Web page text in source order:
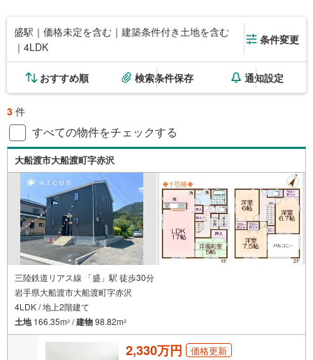
盛駅｜価格未定を含む｜建築条件付き土地を含む
｜4LDK
条件変更
おすすめ順 検索条件保存 通知設定
3 件
すべての物件をチェックする
大船渡市大船渡町字赤沢
三陸鉄道リアス線 「盛」駅 徒歩30分
岩手県大船渡市大船渡町字赤沢
4LDK / 地上2階建て
土地166.35m2 /建物98.82m2
2,330万円 価格更新